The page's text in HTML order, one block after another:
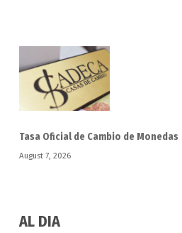
Tasa Oficial de Cambio de Monedas
August 7, 2026
AL DIA